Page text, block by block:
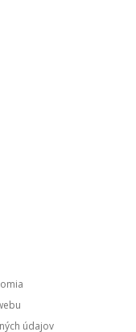
údajov